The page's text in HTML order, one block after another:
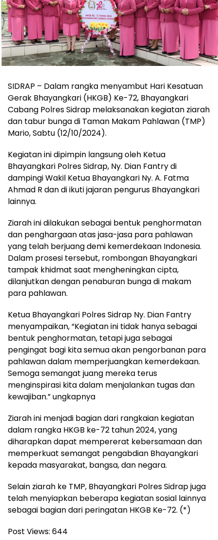
SIDRAP – Dalam rangka menyambut Hari Kesatuan
Gerak Bhayangkari (HKGB) Ke-72, Bhayangkari
Cabang Polres Sidrap melaksanakan kegiatan ziarah
dan tabur bunga di Taman Makam Pahlawan (TMP)
Mario, Sabtu (12/10/2024).
Kegiatan ini dipimpin langsung oleh Ketua
Bhayangkari Polres Sidrap, Ny. Dian Fantry di
dampingi Wakil Ketua Bhayangkari Ny. A. Fatma
Ahmad R dan di ikuti jajaran pengurus Bhayangkari
lainnya.
Ziarah ini dilakukan sebagai bentuk penghormatan
dan penghargaan atas jasa-jasa para pahlawan
yang telah berjuang demi kemerdekaan Indonesia.
Dalam prosesi tersebut, rombongan Bhayangkari
tampak khidmat saat mengheningkan cipta,
dilanjutkan dengan penaburan bunga di makam
para pahlawan.
Ketua Bhayangkari Polres Sidrap Ny. Dian Fantry
menyampaikan, “Kegiatan ini tidak hanya sebagai
bentuk penghormatan, tetapi juga sebagai
pengingat bagi kita semua akan pengorbanan para
pahlawan dalam memperjuangkan kemerdekaan.
Semoga semangat juang mereka terus
menginspirasi kita dalam menjalankan tugas dan
kewajiban.” ungkapnya
Ziarah ini menjadi bagian dari rangkaian kegiatan
dalam rangka HKGB ke-72 tahun 2024, yang
diharapkan dapat mempererat kebersamaan dan
memperkuat semangat pengabdian Bhayangkari
kepada masyarakat, bangsa, dan negara.
Selain ziarah ke TMP, Bhayangkari Polres Sidrap juga
telah menyiapkan beberapa kegiatan sosial lainnya
sebagai bagian dari peringatan HKGB Ke-72. (*)
Post Views: 644